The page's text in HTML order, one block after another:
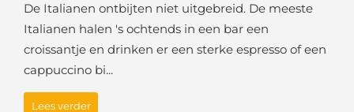
De Italianen ontbijten niet uitgebreid. De meeste
Italianen halen 's ochtends in een bar een
croissantje en drinken er een sterke espresso of een
cappuccino bi...
Lees verder